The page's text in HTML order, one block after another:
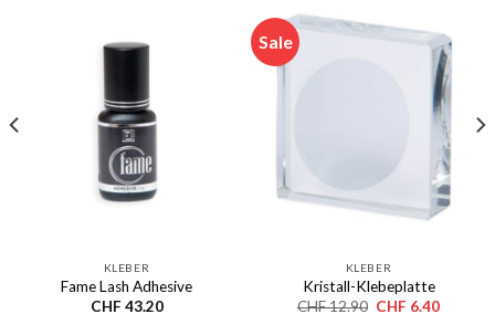
KLEBER
Fame Lash Adhesive
CHF 43.20
Sale
KLEBER
Kristall-Klebeplatte
CHF12.90 Le
CHF 6.40Le